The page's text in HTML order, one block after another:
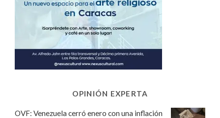
OPINIÓN EXPERTA
OVF: Venezuela cerró enero con una inflación